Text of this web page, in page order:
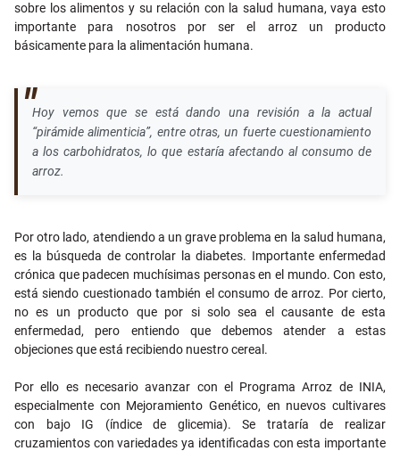
sobre los alimentos y su relación con la salud humana, vaya esto
importante para nosotros por ser el arroz un producto
básicamente para la alimentación humana.
Hoy vemos que se está dando una revisión a la actual
“pirámide alimenticia”, entre otras, un fuerte cuestionamiento
a los carbohidratos, lo que estaría afectando al consumo de
arroz.
Por otro lado, atendiendo a un grave problema en la salud humana,
es la búsqueda de controlar la diabetes. Importante enfermedad
crónica que padecen muchísimas personas en el mundo. Con esto,
está siendo cuestionado también el consumo de arroz. Por cierto,
no es un producto que por si solo sea el causante de esta
enfermedad, pero entiendo que debemos atender a estas
objeciones que está recibiendo nuestro cereal.
Por ello es necesario avanzar con el Programa Arroz de INIA,
especialmente con Mejoramiento Genético, en nuevos cultivares
con bajo IG (índice de glicemia). Se trataría de realizar
cruzamientos con variedades ya identificadas con esta importante